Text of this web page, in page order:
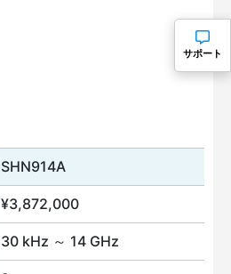
SHN914A
¥3,872,000
30 kHz ～ 14 GHz
サポート